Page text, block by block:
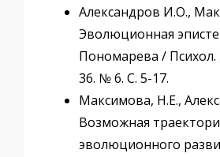
Александров И.О.,
Эволюционная
Пономарева / Психол.
36. № 6. С. 5-17.
Максимова, Н.Е.,
Возможная
эволюционного